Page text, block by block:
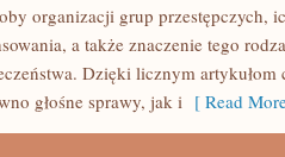
organizacji grup przestępczych,
a także znaczenie tego
Dzięki licznym
głośne sprawy, jak i [ Read